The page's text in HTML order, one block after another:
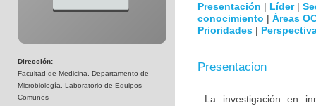
Dirección:
Facultad de Medicina. Departamento de
Microbiología. Laboratorio de Equipos
Comunes
Presentación | Líder|
conocimiento | Áreas
Prioridades |
Presentacion
La investigación en